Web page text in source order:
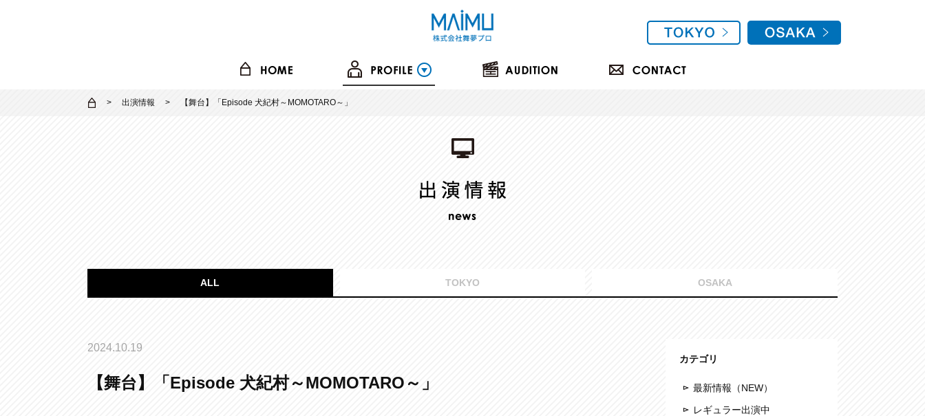
出演情報 【舞台】「Episode 犬紀村～MOMOTARO～」
ALL TOKYO OSAKA
2024.10.19
【舞台】「Episode 犬紀村～MOMOTARO～」
カテゴリ
最新情報（NEW）
レギュラー出演中